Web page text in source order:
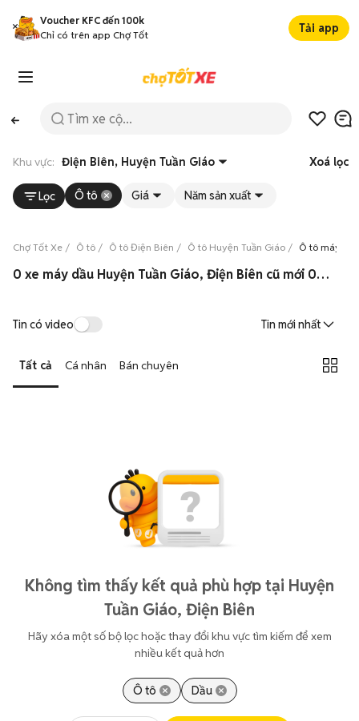
Voucher KFC đến 100k
Chỉ có trên app Chợ Tốt
Tải app
Khu vực: Điện Biên, Huyện Tuần Giáo Xoá lọc
Lọc Ô tô Giá Năm sản xuất
Chợ Tốt Xe Ô tô Ô tô Điện Biên Ô tô Huyện Tuần Giáo Ô tô máy
0 xe máy dầu Huyện Tuần Giáo, Điện Biên cũ mới 08/2026
Tin có video Tin mới nhất
Tất cả Cá nhân Bán chuyên
Không tìm thấy kết quả phù hợp tại Huyện
Tuần Giáo, Điện Biên
Hãy xóa một số bộ lọc hoặc thay đổi khu vực tìm kiếm để xem
nhiều kết quả hơn
Ô tô Dầu